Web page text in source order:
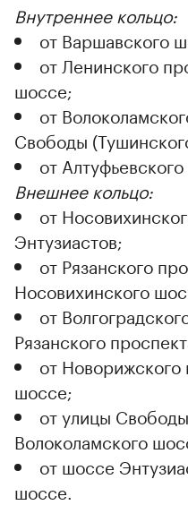
Внутреннее кольцо:
от Варшавского
от Ленинского
шоссе;
от
Свободы
от
Внешнее кольцо:
от
Энтузиастов;
от Рязанского
Носовихинского
от
Рязанского
от
шоссе;
от улицы
Волоколамского
от шоссе
шоссе.